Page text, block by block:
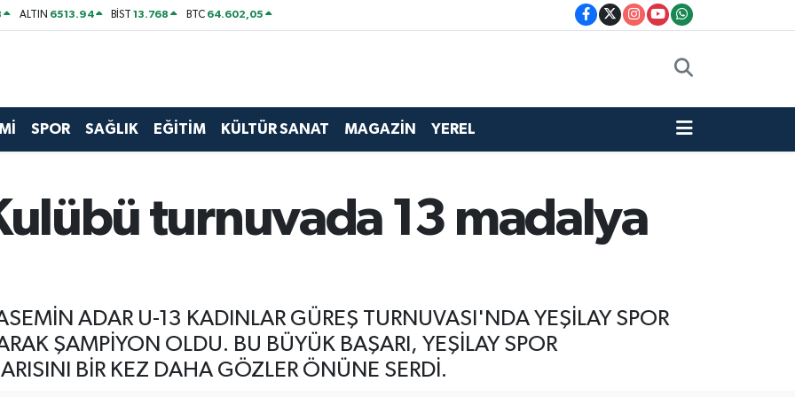
ALTIN 6513.94 BİST13.768 BTC 64.602,05
SPOR SAĞLIK EĞİTİM KÜLTÜR SANAT MAGAZİN YEREL
turnuvada 13 madalya
ADAR U-13 KADINLAR GÜREŞ TURNUVASI'NDA YEŞİLAY SPOR
ŞAMPİYON OLDU. BU BÜYÜK BAŞARI, YEŞİLAY SPOR
BİR KEZ DAHA GÖZLER ÖNÜNE SERDİ.